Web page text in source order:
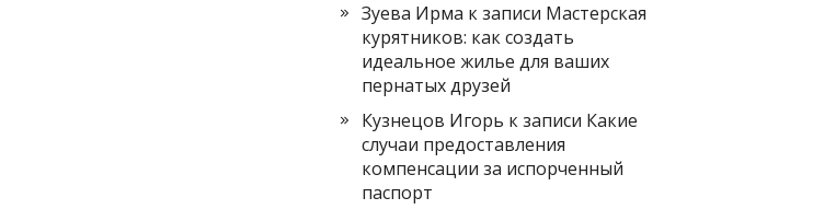
Зуева Ирма к записи Мастерская
курятников: как создать
идеальное жилье для ваших
пернатых друзей
Кузнецов Игорь к записи Какие
случаи предоставления
компенсации за испорченный
паспорт